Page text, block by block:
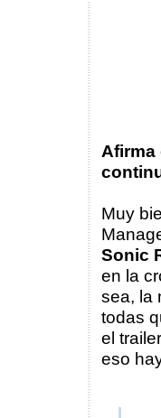
Afirma
Muy
Sonic
en la
sea, la
todas
el
eso